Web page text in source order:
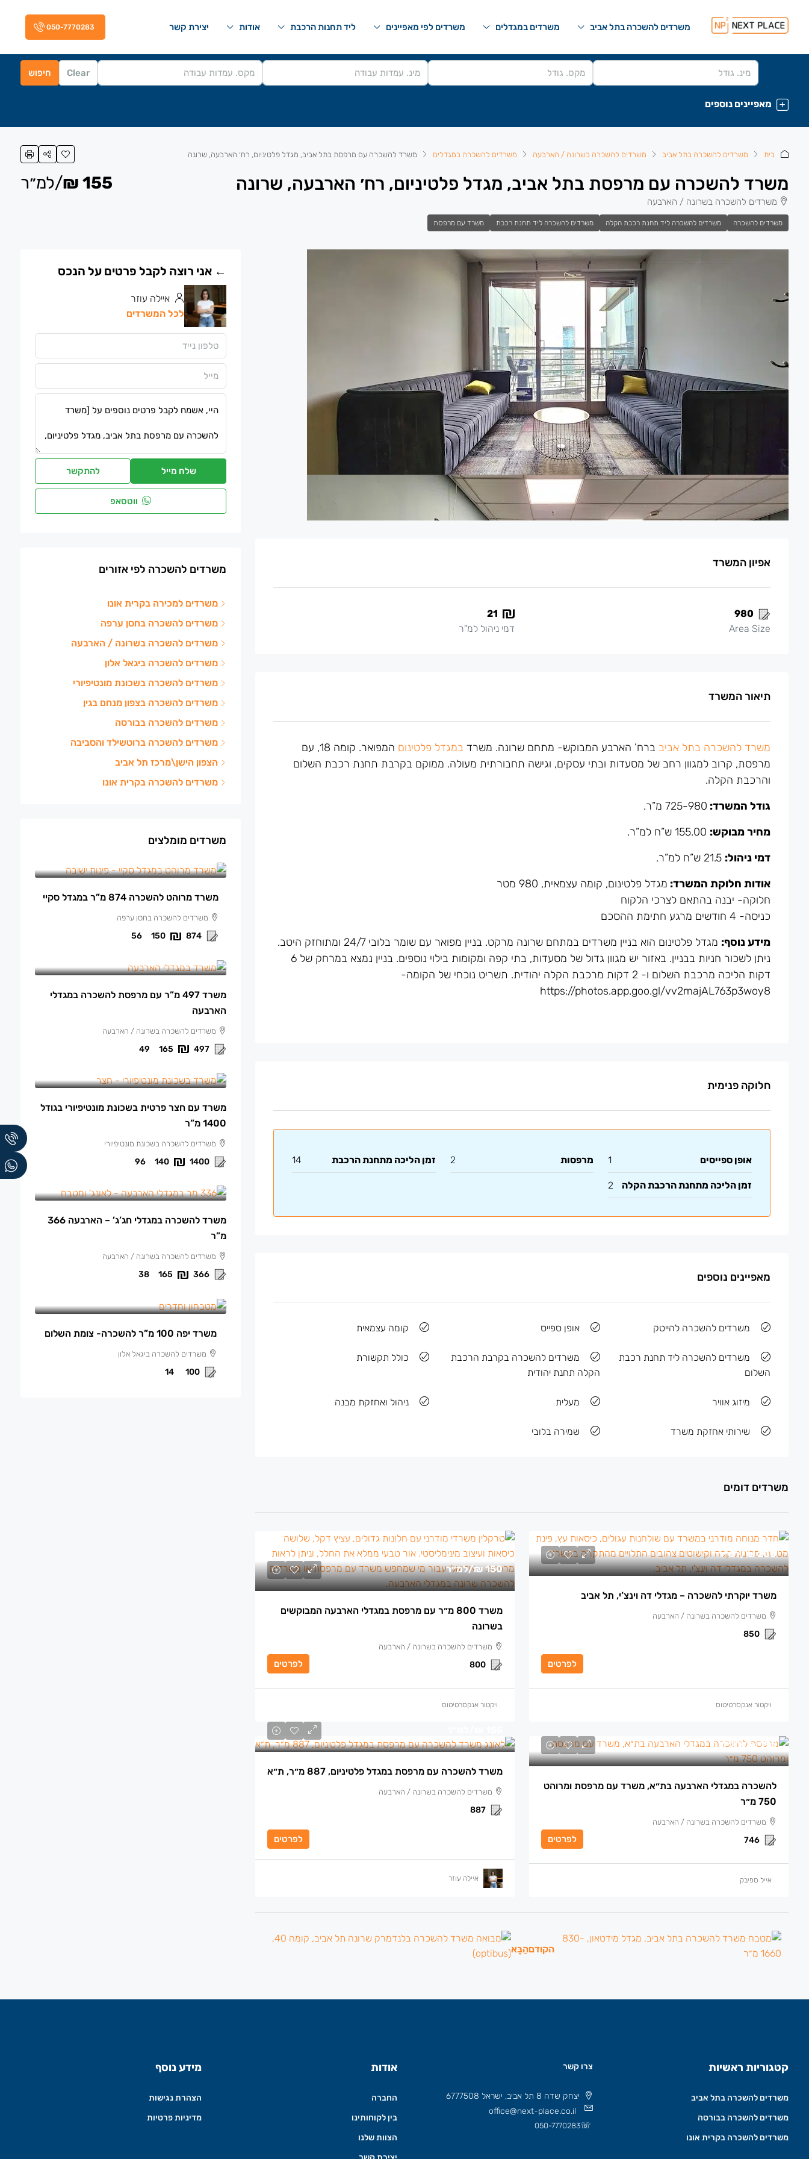
משרדים להשכרה בתל אביב משרדים במגדלים משרדים לפי מאפיינים ליד תחנות הרכבת אודות יצירת קשר 050-7770283
Clear חיפוש
מאפיינים נוספים
בית משרדים להשכרה בתל אביב משרדים להשכרה בשרונה / הארבעה משרדים להשכרה במגדלים משרד להשכרה עם מרפסת בתל אביב, מגדל פלטיניום, רח׳ הארבעה, שרונה
משרד להשכרה עם מרפסת בתל אביב, מגדל פלטיניום, רח׳ הארבעה, שרונה
משרדים להשכרה בשרונה / הארבעה
משרדים להשכרה משרדים להשכרה ליד תחנת רכבת הקלה משרדים להשכרה ליד תחנת רכבת משרד עם מרפסת
155 ₪ /למ״ר
אפיון המשרד
980
Area Size
21
דמי ניהול למ"ר
תיאור המשרד
משרד להשכרה בתל אביב ברח’ הארבע המבוקש- מתחם שרונה. משרד במגדל פלטינום
המפואר. קומה 18, עם
מרפסת, קרוב למגוון רחב של מסעדות ובתי עסקים, וגישה תחבורתית מעולה. ממוקם בקרבת תחנת רכבת השלום
והרכבת הקלה.
גודל המשרד: 725-980 מ”ר.
מחיר מבוקש:
דמי ניהול:
אודות חלוקת המשרד: מגדל פלטינום, קומה עצמאית, 980 מטר
חלוקה- יבנה בהתאם לצרכי הלקוח
כניסה- 4 חודשים מרגע חתימת ההסכם
מידע נוסף:
מגדל פלטינום הוא בניין משרדים במתחם שרונה מרקט. בניין מפואר עם שומר בלובי 24/7 ומתוחזק היטב.
ניתן לשכור חניות בבניין. באזור יש מגוון גדול של מסעדות, בתי קפה ומקומות בילוי נוספים. בניין נמצא במרחק של 6
דקות הליכה מרכבת השלום ו- 2 דקות מרכבת הקלה יהודית. תשריט נוכחי של הקומה-
https://photos.app.goo.gl/vv2majAL763p3woy8
חלוקה פנימית
אופן ספייסים 1 מרפסות 2 זמן הליכה מתחנת הרכבת 14
זמן הליכה מתחנת הרכבת הקלה 2
מאפיינים נוספים
משרדים להשכרה להייטק אופן ספייס קומה עצמאית
משרדים להשכרה ליד תחנת רכבת
השלום
משרדים להשכרה בקרבת הרכבת
הקלה תחנת יהודית
כולל תקשורת
מיזוג אוויר מעלית ניהול ואחזקת מבנה
שירותי אחזקת משרד שמירה בלובי
משרדים דומים
200 ₪ /למ״ר
משרד יוקרתי להשכרה – מגדלי דה וינצ’י, תל אביב
משרדים להשכרה בשרונה / הארבעה
850
לפרטים
ויקטור אנקסרטיטוס
150 ₪ /למ״ר
משרד 800 מ״ר עם מרפסת במגדלי הארבעה המבוקשים
בשרונה
משרדים להשכרה בשרונה / הארבעה
800 לפרטים
ויקטור אנקסרטיטוס
195 ₪ /למ״ר
להשכרה במגדלי הארבעה בת״א, משרד עם מרפסת ומרוהט
750 מ״ר
משרדים להשכרה בשרונה / הארבעה
746 לפרטים
אייל ספיבק
משרד להשכרה עם מרפסת במגדל פלטיניום, 887 מ״ר, ת״א
משרדים להשכרה בשרונה / הארבעה
887
לפרטים
איילה עוזר
הקודםהַבָּא
איילה עוזר
לכל המשרדים
שלח מייל להתקשר
ווטסאפ
משרדים להשכרה לפי אזורים
משרדים למכירה בקרית אונו
משרדים להשכרה בחסן ערפה
משרדים להשכרה בשרונה / הארבעה
משרדים להשכרה ביגאל אלון
משרדים להשכרה בשכונת מונטיפיורי
משרדים להשכרה בצפון מנחם בגין
משרדים להשכרה בבורסה
משרדים להשכרה ברוטשילד והסביבה
הצפון הישן\מרכז תל אביב
משרדים להשכרה בקרית אונו
משרדים מומלצים
משרד מרוהט להשכרה 874 מ”ר במגדל סקיי
משרדים להשכרה בחסן ערפה
874
150
56
משרד 497 מ”ר עם מרפסת להשכרה במגדלי
הארבעה
משרדים להשכרה בשרונה / הארבעה
497
165
49
משרד עם חצר פרטית בשכונת מונטיפיורי בגודל
1400 מ”ר
משרדים להשכרה בשכונת מונטיפיורי
1400
140
96
משרד להשכרה במגדלי חג’ג’ – הארבעה 366
מ”ר
משרדים להשכרה בשרונה / הארבעה
366
165
38
משרד יפה 100 מ”ר להשכרה- צומת השלום
משרדים להשכרה ביגאל אלון
100
14
קטגוריות ראשיות
משרדים להשכרה בתל אביב
משרדים להשכרה בבורסה
משרדים להשכרה בקרית אונו
צרו קשר
יצחק שדה 8 תל אביב, ישראל 6777508
office@next-place.co.il
☏
050-7770283
אודות
החברה
בין לקוחותינו
הצוות שלנו
מידע נוסף
הצהרת נגישות
מדיניות פרטיות